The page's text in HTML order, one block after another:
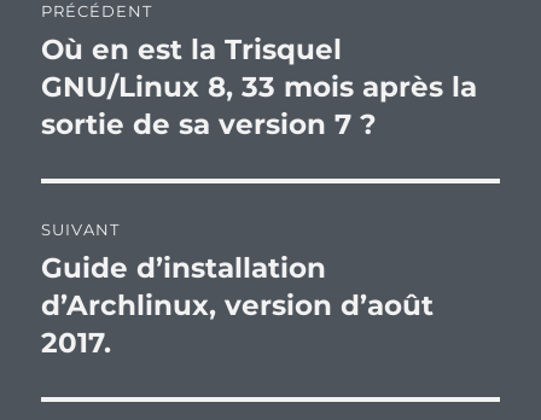
de
l’article
PRÉCÉDENT
Publication
précédente :
Où en est la Trisquel
GNU/Linux 8, 33 mois après la
sortie de sa version 7 ?
SUIVANT
Publication
suivante :
Guide d’installation
d’Archlinux, version d’août
2017.